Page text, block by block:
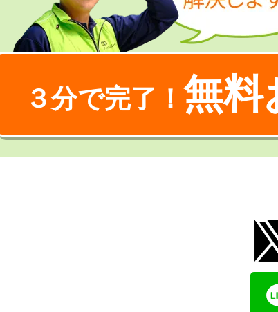
３分で完了！ 無料